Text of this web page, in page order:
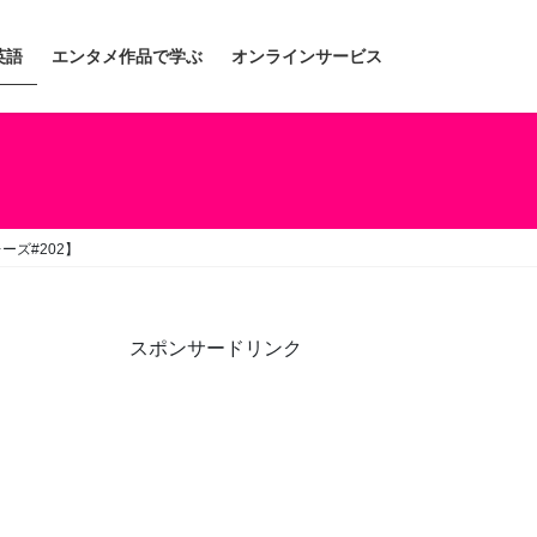
語 エンタメ作品で学ぶ オンラインサービス
ズ#202】
スポンサードリンク